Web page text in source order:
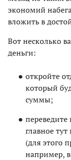
экономий
вложить в
Вот несколько
деньги:
откройте
который
суммы;
главное
(для этого
например,